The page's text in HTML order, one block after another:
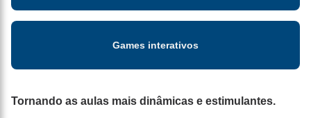
Games interativos
Tornando as aulas mais dinâmicas e estimulantes.